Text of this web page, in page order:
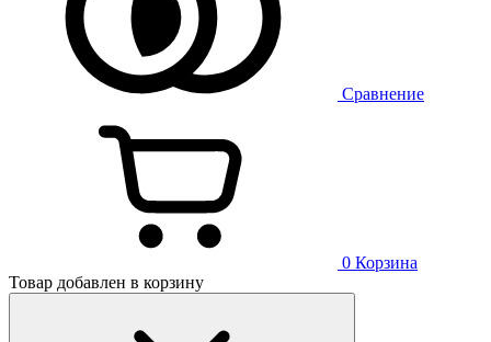
Сравнение
0 Корзина
Товар добавлен в корзину